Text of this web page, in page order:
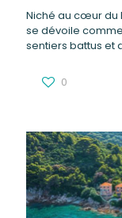
Niché au cœur du
se dévoile
sentiers battus et
0